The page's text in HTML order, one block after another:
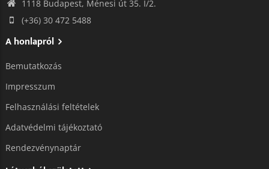
1118 Budapest, Ménesi út 35. I/2.
(+36) 30 472 5488
A honlapról
Bemutatkozás
Impresszum
Felhasználási feltételek
Adatvédelmi tájékoztató​
Rendezvénynaptár